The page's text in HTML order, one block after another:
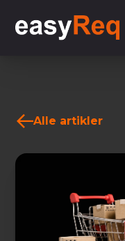
Alle artikler